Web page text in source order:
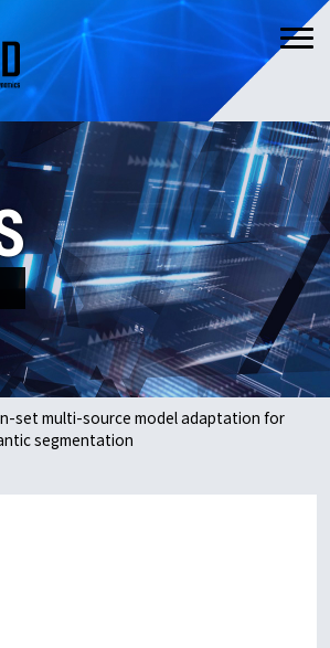
set multi-source model adaptation for
segmentation